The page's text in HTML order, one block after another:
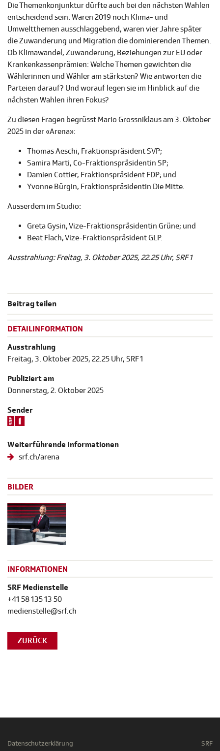
Die Themenkonjunktur dürfte auch bei den nächsten Wahlen
entscheidend sein. Waren 2019 noch Klima- und
Umweltthemen ausschlaggebend, waren vier Jahre später
die Zuwanderung und Migration die dominierenden Themen.
Ob Klimawandel, Zuwanderung, Beziehungen zur EU oder
Krankenkassenprämien: Welche Themen gewichten die
Wählerinnen und Wähler am stärksten? Wie antworten die
Parteien darauf? Und worauf legen sie im Hinblick auf die
nächsten Wahlen ihren Fokus?
Zu diesen Fragen begrüsst Mario Grossniklaus am 3. Oktober
2025 in der «Arena»:
Thomas Aeschi, Fraktionspräsident SVP;
Samira Marti, Co-Fraktionspräsidentin SP;
Damien Cottier, Fraktionspräsident FDP; und
Yvonne Bürgin, Fraktionspräsidentin Die Mitte.
Ausserdem im Studio:
Greta Gysin, Vize-Fraktionspräsidentin Grüne; und
Beat Flach, Vize-Fraktionspräsident GLP.
Ausstrahlung: Freitag, 3. Oktober 2025, 22.25 Uhr, SRF 1
Beitrag teilen
DETAILINFORMATION
Ausstrahlung
Freitag, 3. Oktober 2025, 22.25 Uhr, SRF 1
Publiziert am
Donnerstag, 2. Oktober 2025
Sender
Weiterführende Informationen
srf.ch/arena
BILDER
INFORMATIONEN
SRF Medienstelle
+41 58 135 13 50
medienstelle@srf.ch
ZURÜCK
Datenschutzerklärung SRF